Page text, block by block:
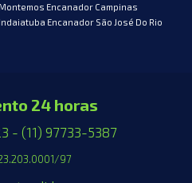
24 horas
- (11) 97733-5387
97